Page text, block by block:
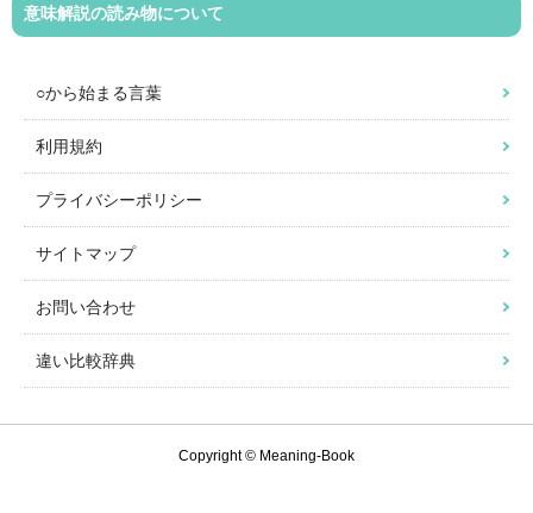
意味解説の読み物について
○から始まる言葉
利用規約
プライバシーポリシー
サイトマップ
お問い合わせ
違い比較辞典
Copyright © Meaning-Book